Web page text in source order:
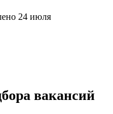
24 июля
вакансий